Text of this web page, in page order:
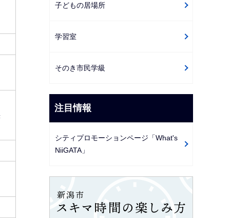
子どもの居場所
学習室
そのき市民学級
注目情報
シティプロモーションページ「What's
NiiGATA」